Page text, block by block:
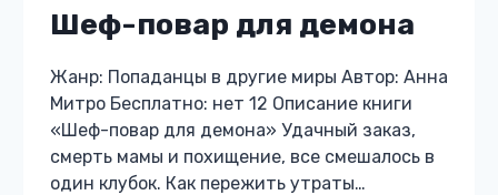
Шеф-повар для демона
Жанр: Попаданцы в другие миры Автор: Анна
Митро Бесплатно: нет 12 Описание книги
«Шеф-повар для демона» Удачный заказ,
смерть мамы и похищение, все смешалось в
один клубок. Как пережить утраты…